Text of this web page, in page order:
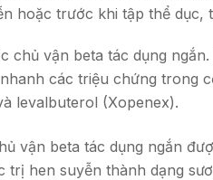
hoặc trước khi tập thể dục,
chủ vận beta tác dụng
các triệu chứng trong
levalbuterol (Xopenex).
vận beta tác dụng ngắn
trị hen suyễn thành dạng